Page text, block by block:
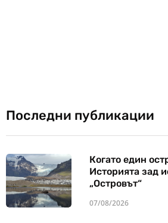
Последни публикации
Когато един
Историята зад
„Островът“
07/08/2026